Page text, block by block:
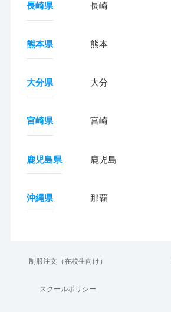
長崎県 長崎
熊本県 熊本
大分県 大分
宮崎県 宮崎
鹿児島県 鹿児島
沖縄県 那覇
制服注文（在校生向け）
スクールポリシー